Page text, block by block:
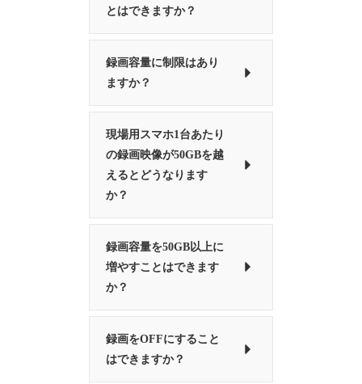
とはできますか？
録画容量に制限はあり
ますか？
現場用スマホ1台あたり
の録画映像が50GBを越
えるとどうなります
か？
録画容量を50GB以上に
増やすことはできます
か？
録画をOFFにすること
はできますか？